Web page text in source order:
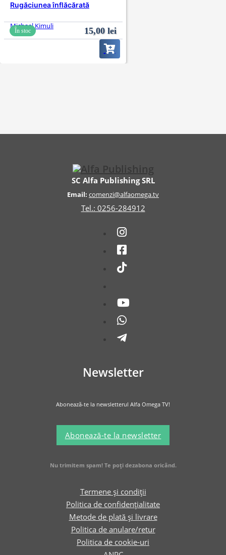
Rugăciunea înflăcărată
Michael Kimuli
În stoc 15,00 lei
SC Alfa Publishing SRL
Email: comenzi@alfaomega.tv
Tel.: 0256-284912
Newsletter
Abonează-te la newsletterul Alfa Omega TV!
Abonează-te la newsletter
Nu trimitem spam! Te poți dezabona oricând.
Termene și condiții
Politica de confidențialitate
Metode de plată și livrare
Politica de anulare/retur
Politica de cookie-uri